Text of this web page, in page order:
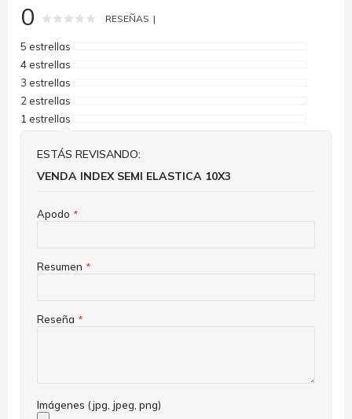
0 Rating: % of100
RESEÑAS
5 estrellas
4 estrellas
3 estrellas
2 estrellas
1 estrellas
ESTÁS REVISANDO:
VENDA INDEX SEMI ELASTICA 10X3
Apodo
Resumen
Reseña
Imágenes (jpg, jpeg, png)